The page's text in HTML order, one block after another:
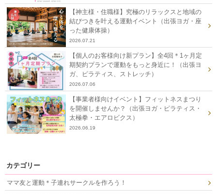
【神主様・住職様】究極のリラックスと地域の
結びつきを叶える運動イベント（出張ヨガ・座
った健康体操）
2026.07.21
【個人のお客様向け新プラン】全4回＊1ヶ月定
期契約プランで運動をもっと身近に！（出張ヨ
ガ、ピラティス、ストレッチ）
2026.07.06
【事業者様向けイベント】フィットネスまつり
を開催しませんか？（出張ヨガ・ピラティス・
太極拳・エアロビクス）
2026.06.19
カテゴリー
ママ友と運動＊子連れサークルを作ろう！